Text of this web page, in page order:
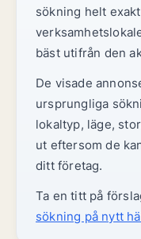
sökning helt
bäst utifrån den
De visade
ursprungliga
lokaltyp, läge,
ut eftersom de
ditt företag.
Ta en titt på
sökning på nytt